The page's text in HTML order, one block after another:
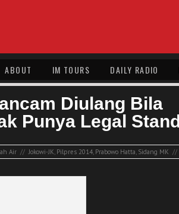
ABOUT IM TOURS DAILY RADIO
Diulang Bila
Punya Legal
Air // Jokowi-JK, Pilpres 2014, Prabowo Hatta, Sidang MK //